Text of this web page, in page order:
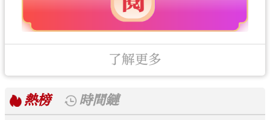
了解更多
熱榜
時間鏈